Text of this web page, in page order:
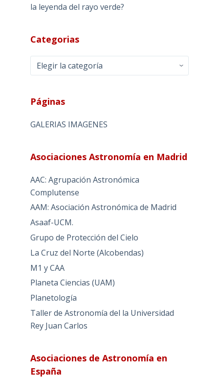
la leyenda del rayo verde?
Categorias
Categorias
Páginas
GALERIAS IMAGENES
Asociaciones Astronomía en Madrid
AAC: Agrupación Astronómica
Complutense
AAM: Asociación Astronómica de Madrid
Asaaf-UCM.
Grupo de Protección del Cielo
La Cruz del Norte (Alcobendas)
M1 y CAA
Planeta Ciencias (UAM)
Planetología
Taller de Astronomía del la Universidad
Rey Juan Carlos
Asociaciones de Astronomía en
España